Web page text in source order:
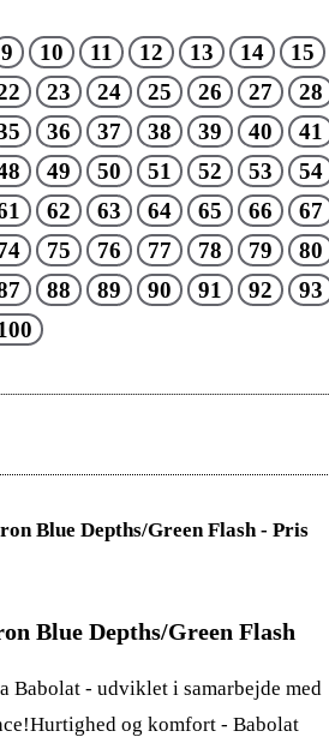
9 10 11 12 13 14
15
23 24 25 26 27
28
36 37 38 39 40
41
49 50 51 52 53
54
62 63 64 65 66
67
75 76 77 78 79
80
88 89 90 91 92
93
Blue Depths/Green Flash
Babolat - udviklet i samarbejde med
og komfort - Babolat